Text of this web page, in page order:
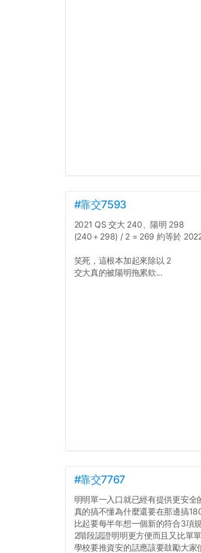
#靠交7593
2021 QS 交大 240、陽明 298
(240＋298) / 2 = 269 約等於
笑死，這根本加起來除以 2
交大真的被陽明拖累欸...
#靠交7767
明明單一入口就已經有提供更安全
真的搞不懂為什麼還要在那邊搞
比起要每半年想一個新的符合3項
2階段認證明明更方便而且又比單
學校要推資安的話應該要鼓勵大家